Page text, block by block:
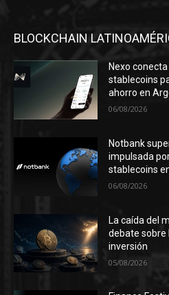
BLOCKCHAIN
Nexo
stablecoins
ahorro en
06/08/2026
Notbank
impulsada
stablecoins
06/08/2026
La caída del
debate sobre
inversión
05/08/2026